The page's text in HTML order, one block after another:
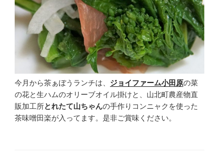
今月から茶ぁぼうランチは、 ジョイファーム小田原の菜
の花と生ハムのオリーブオイル掛けと、山北町農産物直
販加工所とれたて山ちゃんの手作りコンニャクを使った
茶味噌田楽が入ってます。是非ご賞味ください。